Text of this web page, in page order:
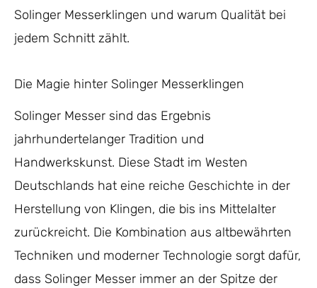
Solinger Messerklingen und warum Qualität bei
jedem Schnitt zählt.
Die Magie hinter Solinger Messerklingen
Solinger Messer sind das Ergebnis
jahrhundertelanger Tradition und
Handwerkskunst. Diese Stadt im Westen
Deutschlands hat eine reiche Geschichte in der
Herstellung von Klingen, die bis ins Mittelalter
zurückreicht. Die Kombination aus altbewährten
Techniken und moderner Technologie sorgt dafür,
dass Solinger Messer immer an der Spitze der